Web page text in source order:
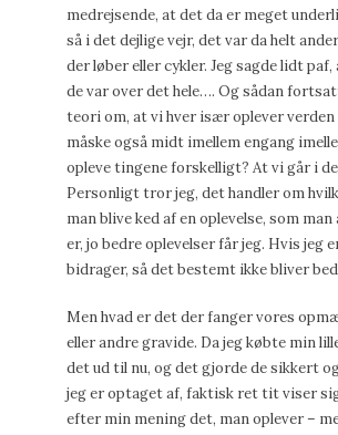
medrejsende, at det da er meget
så i det dejlige vejr, det var da helt
der løber eller cykler. Jeg sagde lidt
de var over det hele…. Og sådan
teori om, at vi hver især oplever
måske også midt imellem engang
opleve tingene forskelligt? At vi går i
Personligt tror jeg, det handler om
man blive ked af en oplevelse, som
er, jo bedre oplevelser får jeg. Hvis jeg
bidrager, så det bestemt ikke bliver
Men hvad er det der fanger vores
eller andre gravide. Da jeg købte min
det ud til nu, og det gjorde de sikkert
jeg er optaget af, faktisk ret tit viser
efter min mening det, man oplever –